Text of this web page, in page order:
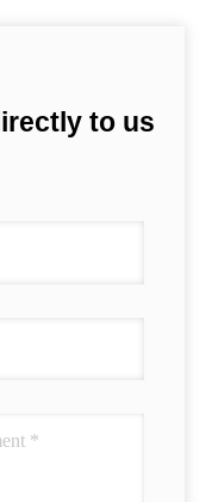
to us